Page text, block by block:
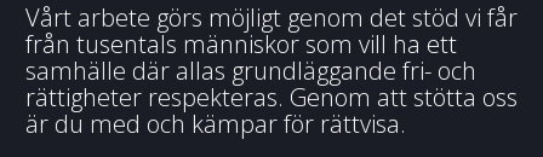
Vårt arbete görs möjligt genom det stöd vi får
från tusentals människor som vill ha ett
samhälle där allas grundläggande fri- och
rättigheter respekteras. Genom att stötta oss
är du med och kämpar för rättvisa.